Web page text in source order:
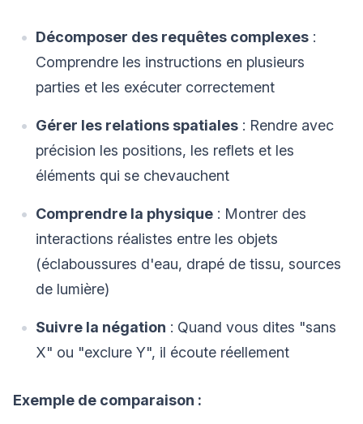
Décomposer des requêtes complexes :
Comprendre les instructions en plusieurs
parties et les exécuter correctement
Gérer les relations spatiales : Rendre avec
précision les positions, les reflets et les
éléments qui se chevauchent
Comprendre la physique : Montrer des
interactions réalistes entre les objets
(éclaboussures d'eau, drapé de tissu, sources
de lumière)
Suivre la négation : Quand vous dites "sans
X" ou "exclure Y", il écoute réellement
Exemple de comparaison :